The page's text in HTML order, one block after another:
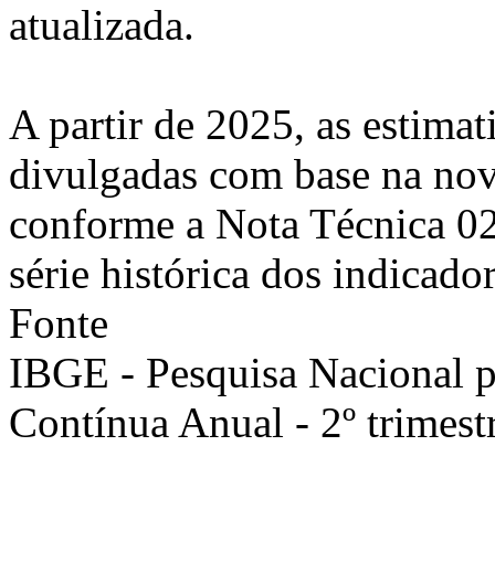
atualizada.
A partir de 2025, as
divulgadas com base na
conforme a Nota Técnica
série histórica dos
Fonte
IBGE - Pesquisa Nacional
Contínua Anual - 2º